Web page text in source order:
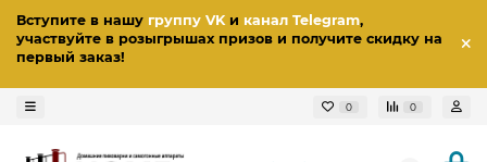
Вступите в нашу группу VKи канал Telegram,
участвуйте в розыгрышах призов и получите скидку на
первый заказ!
0 0